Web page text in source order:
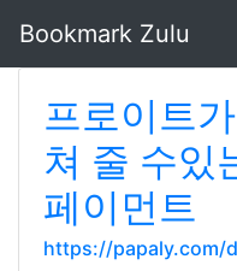
Bookmark Zulu
프로이트
쳐 줄 수있
페이먼트
https://papaly.com/